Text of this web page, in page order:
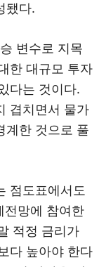
됐다.
변수로 지목
한 대규모 투자
다는 것이다.
겹치면서 물가
계한 것으로 풀
점도표에서도
전망에 참여한
적정 금리가
다 높아야 한다